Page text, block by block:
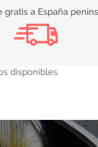
gratis a España
disponibles